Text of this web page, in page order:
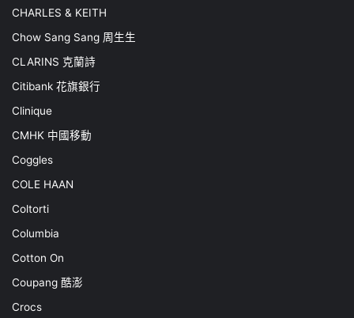
CHARLES & KEITH
Chow Sang Sang 周生生
CLARINS 克蘭詩
Citibank 花旗銀行
Clinique
CMHK 中國移動
Coggles
COLE HAAN
Coltorti
Columbia
Cotton On
Coupang 酷澎
Crocs